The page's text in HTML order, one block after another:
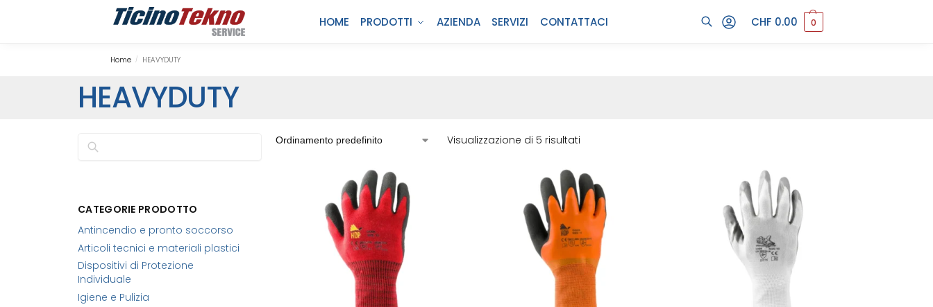
HOME PRODOTTI AZIENDA SERVIZI CONTATTACI CHF 0.00 0
Home / HEAVYDUTY
HEAVYDUTY
CATEGORIE PRODOTTO
Antincendio e pronto soccorso
Articoli tecnici e materiali plastici
Dispositivi di Protezione
Individuale
Igiene e Pulizia
Visualizzazione di 5 risultati